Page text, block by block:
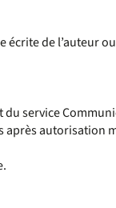
de l’auteur
service
après autorisation